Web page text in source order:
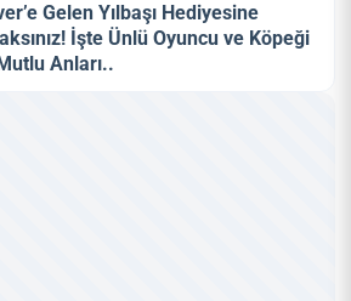
Gelen Yılbaşı Hediyesine
İşte Ünlü Oyuncu ve Köpeği
Anları..